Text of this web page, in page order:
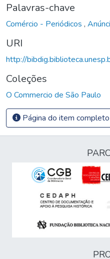
Palavras-chave
Comércio - Periódicos ,
URI
http://
Coleções
O Commercio de São Paulo
Página do item completo